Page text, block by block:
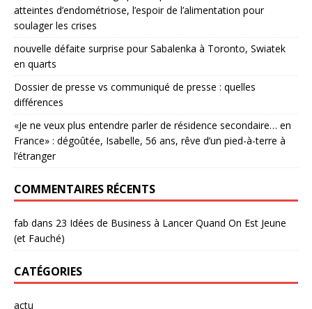
atteintes d’endométriose, l’espoir de l’alimentation pour
soulager les crises
nouvelle défaite surprise pour Sabalenka à Toronto, Swiatek
en quarts
Dossier de presse vs communiqué de presse : quelles
différences
«Je ne veux plus entendre parler de résidence secondaire… en
France» : dégoûtée, Isabelle, 56 ans, rêve d’un pied-à-terre à
l’étranger
COMMENTAIRES RÉCENTS
fab dans 23 Idées de Business à Lancer Quand On Est Jeune
(et Fauché)
CATÉGORIES
actu